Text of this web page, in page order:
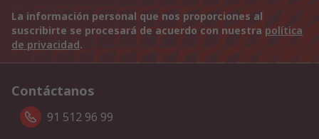
La información personal que nos proporciones al
suscribirte se procesará de acuerdo con nuestra política
de privacidad.
Contáctanos
91 512 96 99